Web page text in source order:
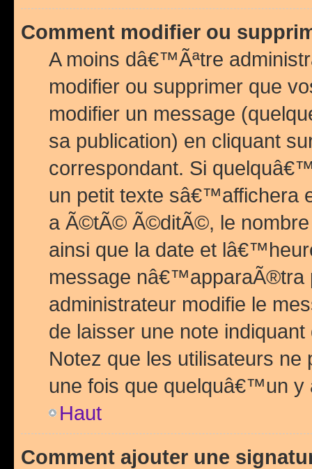
Comment modifier ou
A moins dâ€™Ãªtre
modifier ou supprimer que
modifier un message
sa publication) en cliquant
correspondant. Si
un petit texte sâ€™affichera
a Ã©tÃ© Ã©ditÃ©, le
ainsi que la date et
message nâ€™apparaÃ®tra
administrateur modifie le
de laisser une note
Notez que les utilisateurs
une fois que quelquâ€™un y
Haut
Comment ajouter une